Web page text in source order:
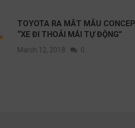
TOYOTA RA MẮT MẪU
“XE ĐI THOẢI MÁI TỰ ĐỘNG”
March 12, 2018 0